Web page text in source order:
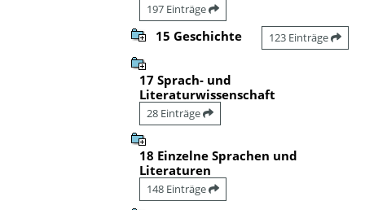
197 Einträge
15 Geschichte 123 Einträge
17 Sprach- und
Literaturwissenschaft
28 Einträge
18 Einzelne Sprachen und
Literaturen
148 Einträge